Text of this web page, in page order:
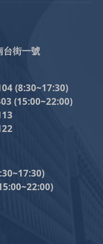
台街一號
(8:30~17:30)
(15:00~22:00)